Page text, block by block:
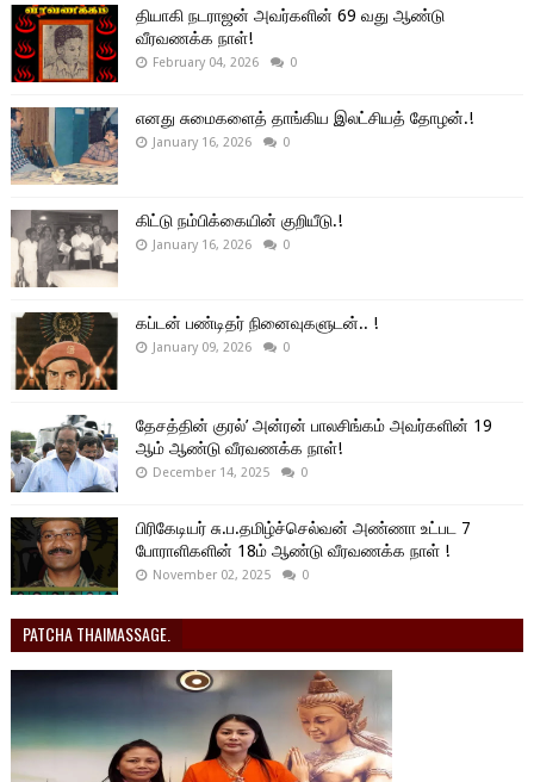
தியாகி நடராஜன் அவர்களின் 69 வது ஆண்டு
வீரவணக்க நாள்!
February 04, 2026 0
எனது சுமைகளைத் தாங்கிய இலட்சியத் தோழன்.!
January 16, 2026 0
கிட்டு நம்பிக்கையின் குறியீடு.!
January 16, 2026 0
கப்டன் பண்டிதர் நினைவுகளுடன்.. !
January 09, 2026 0
தேசத்தின் குரல்’ அன்ரன் பாலசிங்கம் அவர்களின் 19
ஆம் ஆண்டு வீரவணக்க நாள்!
December 14, 2025 0
பிரிகேடியர் சு.ப.தமிழ்ச்செல்வன் அண்ணா உட்பட 7
போராளிகளின் 18ம் ஆண்டு வீரவணக்க நாள் !
November 02, 2025 0
PATCHA THAIMASSAGE.